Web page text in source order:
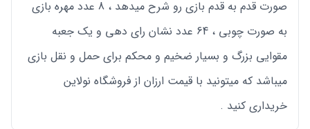
صورت قدم به قدم بازی رو شرح میدهد ، 8 عدد مهره بازی
به صورت چوبی ، 64 عدد نشان رای دهی و یک جعبه
مقوایی بزرگ و بسیار ضخیم و محکم برای حمل و نقل بازی
میباشد که میتونید با قیمت ارزان از فروشگاه نولاین
خریداری کنید .